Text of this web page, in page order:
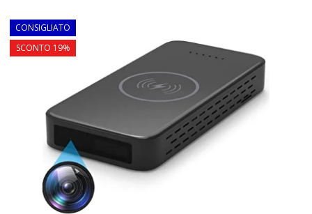
CONSIGLIATO
SCONTO 19%